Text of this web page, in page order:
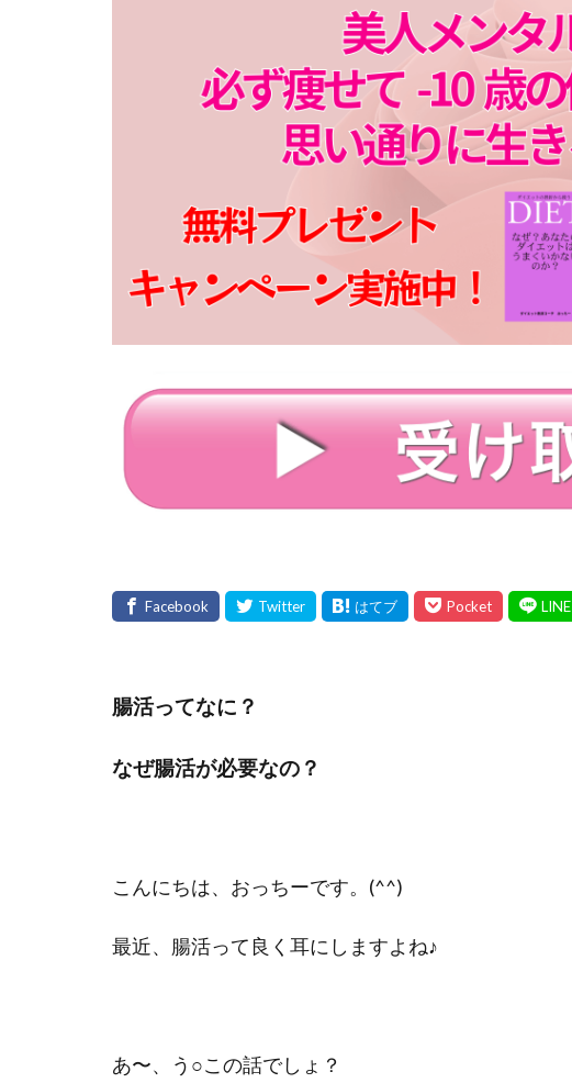
腸活ってなに？
なぜ腸活が必要なの？
こんにちは、おっちーです。(^^)
最近、腸活って良く耳にしますよね♪
あ〜、う○この話でしょ？